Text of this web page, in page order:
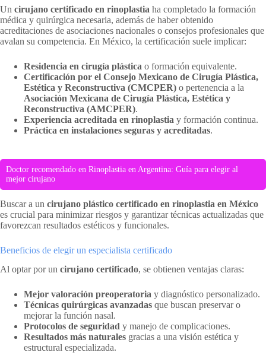
Un cirujano certificado en rinoplastia ha completado la formación
médica y quirúrgica necesaria, además de haber obtenido
acreditaciones de asociaciones nacionales o consejos profesionales que
avalan su competencia. En México, la certificación suele implicar:
Residencia en cirugía plástica o formación equivalente.
Certificación por el Consejo Mexicano de Cirugía Plástica,
Estética y Reconstructiva (CMCPER) o pertenencia a la
Asociación Mexicana de Cirugía Plástica, Estética y
Reconstructiva (AMCPER).
Experiencia acreditada en rinoplastia y formación continua.
Práctica en instalaciones seguras y acreditadas.
Doctor recomendado en Rinoplastia en Argentina: Guía para elegir al
mejor cirujano
Buscar a un cirujano plástico certificado en rinoplastia en México
es crucial para minimizar riesgos y garantizar técnicas actualizadas que
favorezcan resultados estéticos y funcionales.
Beneficios de elegir un especialista certificado
Al optar por un cirujano certificado, se obtienen ventajas claras:
Mejor valoración preoperatoria y diagnóstico personalizado.
Técnicas quirúrgicas avanzadas que buscan preservar o
mejorar la función nasal.
Protocolos de seguridad y manejo de complicaciones.
Resultados más naturales gracias a una visión estética y
estructural especializada.